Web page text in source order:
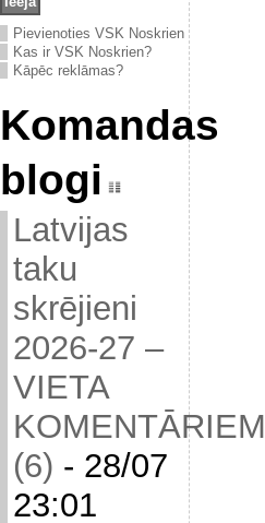
Pievienoties VSK Noskrien
Kas ir VSK Noskrien?
Kāpēc reklāmas?
Komandas
blogi
Latvijas
taku
skrējieni
2026-27 –
VIETA
KOMENTĀRIEM
(6) - 28/07
23:01